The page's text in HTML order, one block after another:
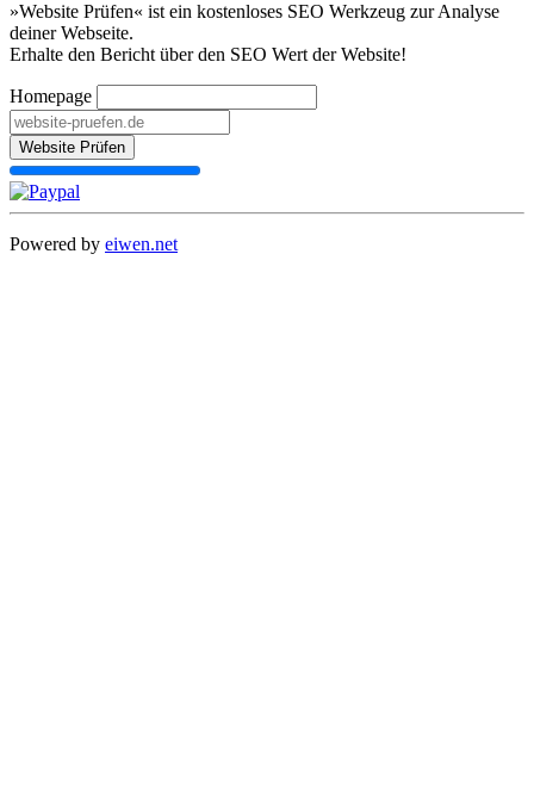
»Website Prüfen« ist ein kostenloses SEO Werkzeug zur Analyse
deiner Webseite.
Erhalte den Bericht über den SEO Wert der Website!
Homepage
Website Prüfen
Powered by eiwen.net